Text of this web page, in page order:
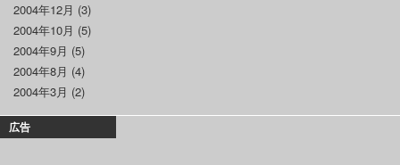
2004年12月 (3)
2004年10月 (5)
2004年9月 (5)
2004年8月 (4)
2004年3月 (2)
広告